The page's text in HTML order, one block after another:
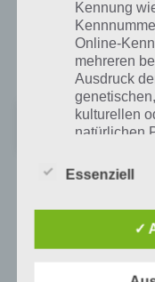
iPod touch verfügbar.
App-Kauf kann man die
Charaktere kaufen. Zum
Dodgy
Preis:
Ob die Spiele App auch
wird, wissen wir leider
weitere Apps im Google
Kennung
Online-
mehreren
Ausdruck
kulturellen
natürlichen
b) betroffene
Betroffene
Essenziell
✓